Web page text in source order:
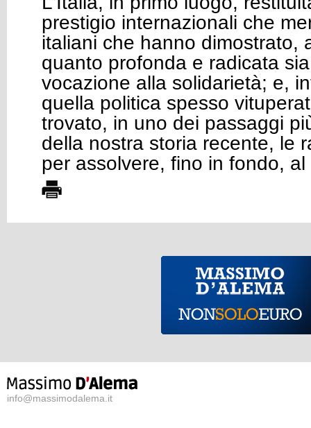
prestigio internazionali che
italiani che hanno dimostrato,
quanto profonda e radicata
vocazione alla solidarietà; e,
quella politica spesso
trovato, in uno dei passaggi
della nostra storia recente, le
per assolvere, fino in fondo,
info@massimodalema.it